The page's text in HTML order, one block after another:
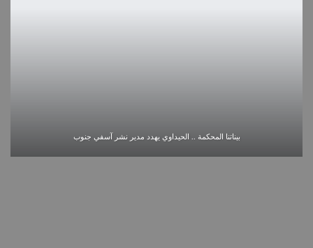
بيناتنا المحكمة .. الحيداوي يهدد مدير نشر آسفي جنوب